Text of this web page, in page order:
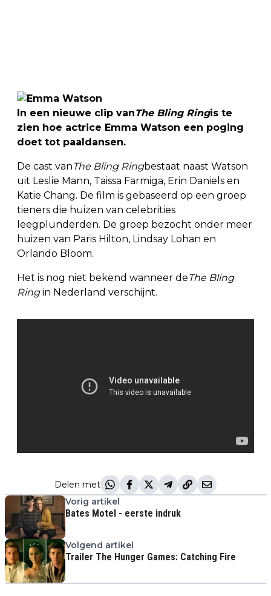
In een nieuwe clip vanThe Bling Ringis te
zien hoe actrice Emma Watson een poging
doet tot paaldansen.
De cast vanThe Bling Ringbestaat naast Watson
uit Leslie Mann, Taissa Farmiga, Erin Daniels en
Katie Chang. De film is gebaseerd op een groep
tieners die huizen van celebrities
leegplunderden. De groep bezocht onder meer
huizen van Paris Hilton, Lindsay Lohan en
Orlando Bloom.
Het is nog niet bekend wanneer deThe Bling
Ringin Nederland verschijnt.
Delen met
Vorig artikel
Bates Motel - eerste indruk
Volgend artikel
Trailer The Hunger Games: Catching Fire